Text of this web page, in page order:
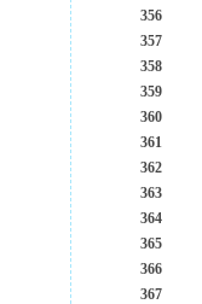
356
357
358
359
360
361
362
363
364
365
366
367